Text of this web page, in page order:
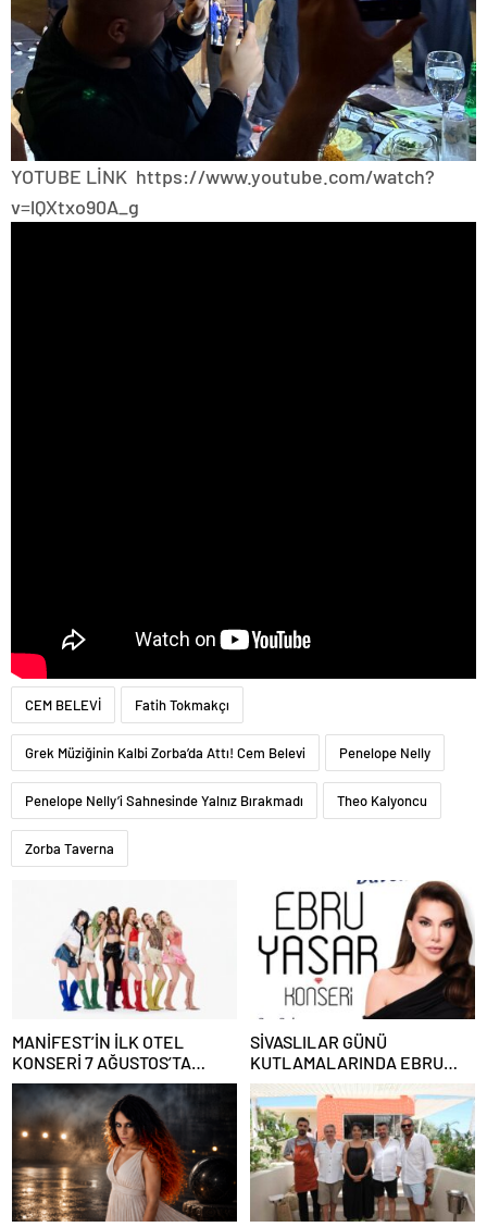
YOTUBE LİNK https://www.youtube.com/watch?
v=lQXtxo90A_g
CEM BELEVİ Fatih Tokmakçı
Grek Müziğinin Kalbi Zorba’da Attı! Cem Belevi Penelope Nelly
Penelope Nelly’i Sahnesinde Yalnız Bırakmadı Theo Kalyoncu
Zorba Taverna
MANİFEST’İN İLK OTEL
KONSERİ 7 AĞUSTOS’TA
ANTALYA’DA
SİVASLILAR GÜNÜ
KUTLAMALARINDA EBRU
YAŞAR RÜZGARI ESECEK!